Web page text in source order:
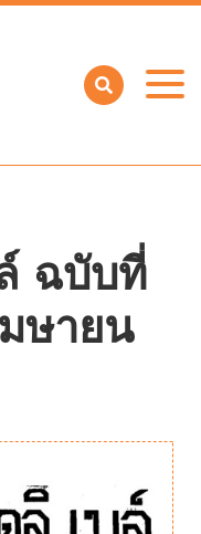
Open
ฉบับที่
ษายน